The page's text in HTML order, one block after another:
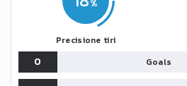
Precisione tiri
0 Goals